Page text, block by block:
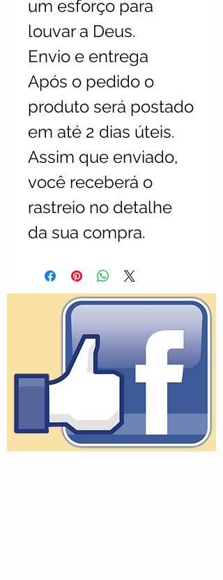
um esforço para
louvar a Deus.
Envio e entrega
Após o pedido o
produto será postado
em até 2 dias úteis.
Assim que enviado,
você receberá o
rastreio no detalhe
da sua compra.